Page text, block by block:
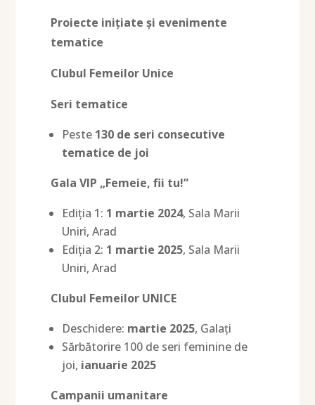
Proiecte inițiate și evenimente
tematice
Clubul Femeilor Unice
Seri tematice
Peste 130 de seri consecutive
tematice de joi
Gala VIP „Femeie, fii tu!”
Ediția 1: 1 martie 2024, Sala Marii
Uniri, Arad
Ediția 2: 1 martie 2025, Sala Marii
Uniri, Arad
Clubul Femeilor UNICE
Deschidere: martie 2025, Galați
Sărbătorire 100 de seri feminine de
joi, ianuarie 2025
Campanii umanitare